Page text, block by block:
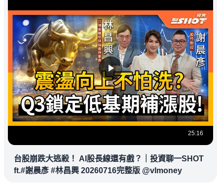
25:16
台股崩跌大逃殺！ AI股長線還有戲？｜投資聊一SHOT
ft.#謝晨彥 #林昌興 20260716完整版 @vlmoney